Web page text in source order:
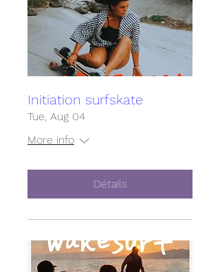
Initiation surfskate
Tue, Aug 04
More info
Détails